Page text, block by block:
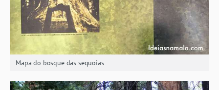
Mapa do bosque das sequoias